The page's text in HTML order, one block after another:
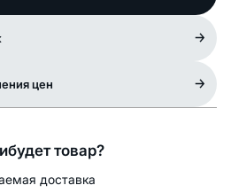
цен
товар?
доставка